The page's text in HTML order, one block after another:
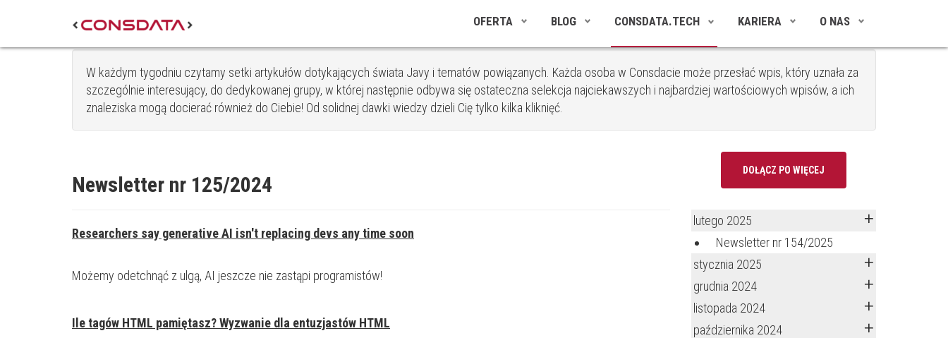
OFERTA BLOG CONSDATA.TECH KARIERA O NAS
W każdym tygodniu czytamy setki artykułów dotykających świata Javy i tematów powiązanych. Każda osoba w Consdacie może przesłać wpis, który uznała za
szczególnie interesujący, do dedykowanej grupy, w której następnie odbywa się ostateczna selekcja najciekawszych i najbardziej wartościowych wpisów, a ich
znaleziska mogą docierać również do Ciebie! Od solidnej dawki wiedzy dzieli Cię tylko kilka kliknięć.
Newsletter nr 125/2024
Researchers say generative AI isn't replacing devs any time soon
Możemy odetchnąć z ulgą, AI jeszcze nie zastąpi programistów!
Ile tagów HTML pamiętasz? Wyzwanie dla entuzjastów HTML
DOŁĄCZ PO WIĘCEJ
lutego 2025
Newsletter nr 154/2025
stycznia 2025
grudnia 2024
listopada 2024
października 2024